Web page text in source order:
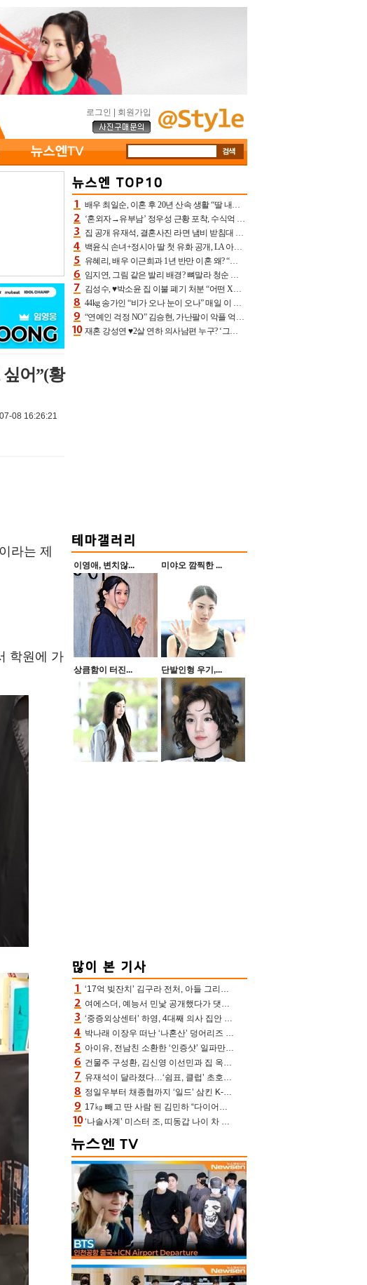
로그인 회원가입
싶어”(황
08 16:26:21
라는 제
학원에 가
배우 최일순, 이혼 후 20년 산속 생활 “딸 내가 버렸다고 원망‥맘 아파”(특종)[어제TV]
‘혼외자→유부남’ 정우성 근황 포착, 수식억 해킹 피해 후배 만났다 “존경하는”
집 공개 유재석, 결혼사진 라면 냄비 받침대 되고 분노‥가족사진도 피해(놀뭐)[어제TV]
백윤식 손녀+정시아 딸 첫 유화 공개, LA 아트쇼→서울국제조각페스타 작가다운 수준급 실력
유혜리, 배우 이근희과 1년 반만 이혼 왜? “식칼 꽂고 의자 던져” 충격 폭로(특종)[어제TV]
임지연, 그림 같은 발리 배경? 뼈말라 청순 비키니 핏에 상대 안 되네
김성수, ♥박소윤 집 이불 폐기 처분 “어떤 X이랑 썼을지 몰라” 질투(신랑수업2)[어제TV]
44kg 송가인 “비가 오나 눈이 오나” 매일 이 운동, 허벅지 근육량 상승+체지방 감소
“연예인 걱정 NO” 김승현, 가난팔이 악플 억울할만‥아내+딸과 日 여행
재혼 강성연 ♥2살 연하 의사남편 누구? ‘그알’ 자문의에 훈남 비주얼 초엘리트 스펙 [종합]
이영애, 변치않... 미야오 깜찍한 ...
상큼함이 터진... 단발인형 우기,...
‘17억 빚잔치’ 김구라 전처, 아들 그리는 “나 뿐인데” 친엄마 챙기는 효심 눈길
여에스더, 예능서 민낯 공개했다가 댓글에 충격 “눈 왜 저렇게 처졌냐고”(에스더TV)
‘중증외상센터’ 하영, 4대째 의사 집안 인증 “증조부, 고종 황제 진료”(옥문아)[어제TV]
박나래 이장우 떠난 ‘나혼산’ 덩어리즈 왔다, 1인 1케이크에 팜유 전현무 충격[어제TV]
아이유, 전남친 소환한 ‘인증샷’ 일파만파 속…남사친 변우석 선물도 남겼나 ‘훈훈’
건물주 구성환, 김신영 이선민과 집 옥상서 41만원 한우 파티 “화력이 성화봉송”(나혼산)
유재석이 달라졌다…‘쉼표, 클럽’ 초호화 코스에 주우재도 감탄 (놀면 뭐하니?)
정일우부터 채종협까지 ‘일드’ 삼킨 K-배우들의 매서운 돌풍
17㎏ 빼고 딴 사람 된 김민하 “다이어트 화제돼 깜짝, 이럴 일인가”(전현무계획4)[어제TV]
‘나솔사계’ 미스터 조, 띠동갑 나이 차 고백…3MC ‘말잇못’